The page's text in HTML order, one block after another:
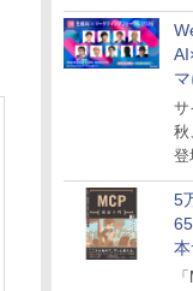
サ
秋
登
5